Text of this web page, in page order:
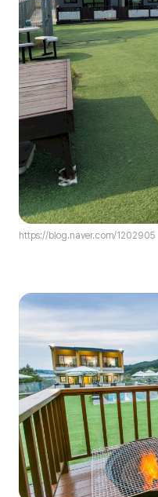
https://blog.naver.com/1202905